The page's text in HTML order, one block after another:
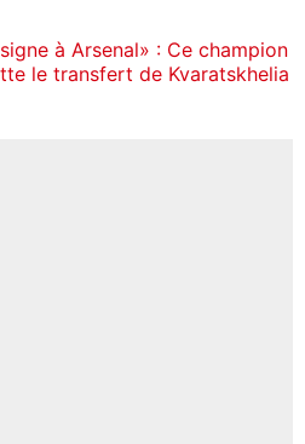
signe à Arsenal» : Ce champion
le transfert de Kvaratskhelia